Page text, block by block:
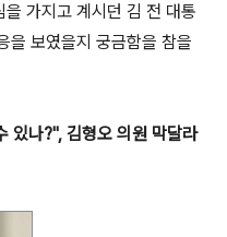
가지고 계시던 김 전 대통
을 보였을지 궁금함을 참을
있나?", 김형오 의원 막달라